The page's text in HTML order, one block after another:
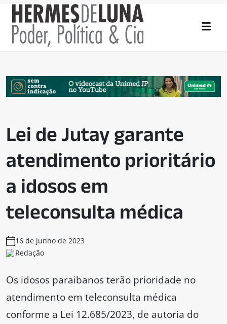
Lei de Jutay garante
atendimento prioritário
a idosos em
teleconsulta médica
16 de junho de 2023
Redação
Os idosos paraibanos terão prioridade no
atendimento em teleconsulta médica
conforme a Lei 12.685/2023, de autoria do